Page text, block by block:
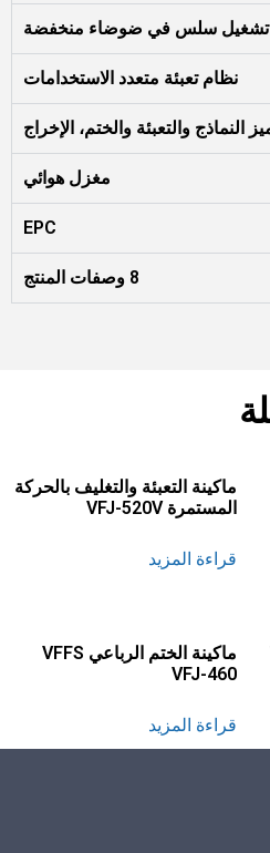
تشغيل سلس في ضوضاء منخفضة
نظام تعبئة متعدد الاستخدامات
النماذج والتعبئة والختم، الإخراج
مغزل هوائي
EPC
8 وصفات المنتج
ماكينة التعبئة والتغليف بالحركة
المستمرة VFJ-520V
قراءة المزيد
ماكينة الختم الرباعي VFFS
VFJ-460
قراءة المزيد